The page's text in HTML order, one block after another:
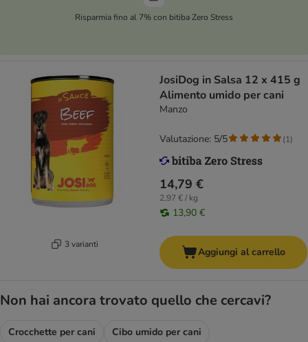
Risparmia fino al 7% con bitiba Zero Stress
3 varianti
JosiDog in Salsa 12 x 415 g
Alimento umido per cani
Manzo
14,79 €
2,97 € / kg
13,90 €
Valutazione: 5/5 (1)
Aggiungi al carrello
Non hai ancora trovato quello che cercavi?
Crocchette per cani
Cibo umido per cani